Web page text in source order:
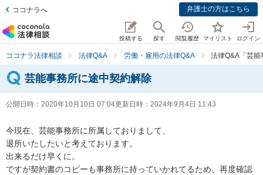
ココナラへ 弁護士の方はこちら
投稿する 探す 閲覧履歴 マイリスト ログイン
ココナラ法律相談 法律Q&A 労働・雇用の法律Q&A 法律Q&A「芸
芸能事務所に途中契約解除
公開日時： 2020年10月10日 07:04更新日時： 2024年9月4日 11:43
今現在、芸能事務所に所属しておりまして、
退所いたしたいと考えております。
出来るだけ早くに。
ですが契約書のコピーも事務所に持っていかれてるため、再度確認